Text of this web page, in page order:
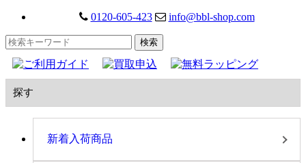
0120-605-423 info@bbl-shop.com
探す
新着入荷商品